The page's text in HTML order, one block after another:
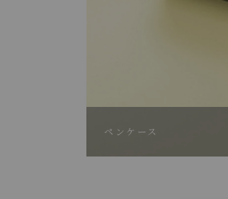
ペンケース